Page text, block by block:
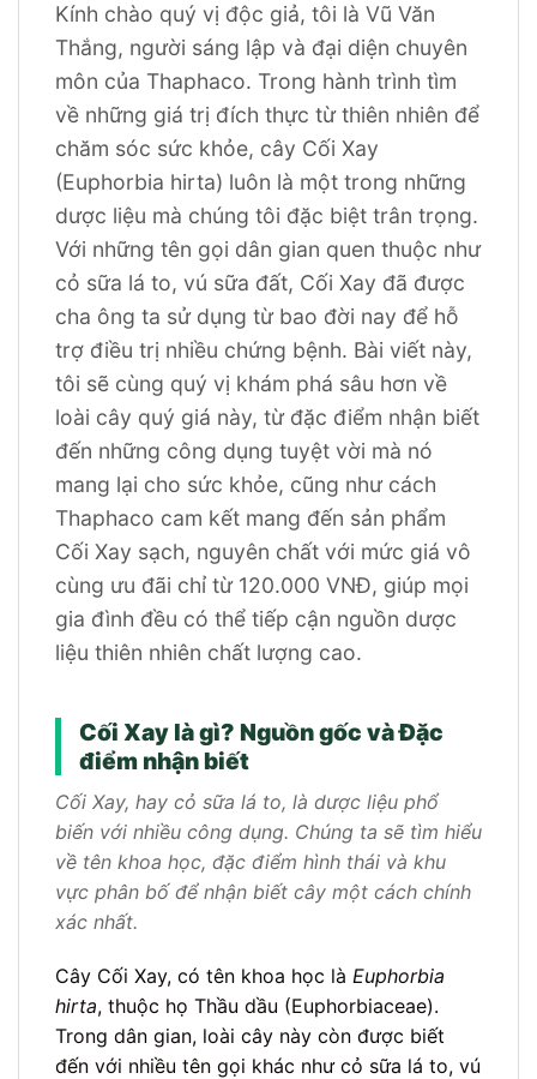
Kính chào quý vị độc giả, tôi là Vũ Văn
Thắng, người sáng lập và đại diện chuyên
môn của Thaphaco. Trong hành trình tìm
về những giá trị đích thực từ thiên nhiên để
chăm sóc sức khỏe, cây Cối Xay
(Euphorbia hirta) luôn là một trong những
dược liệu mà chúng tôi đặc biệt trân trọng.
Với những tên gọi dân gian quen thuộc như
cỏ sữa lá to, vú sữa đất, Cối Xay đã được
cha ông ta sử dụng từ bao đời nay để hỗ
trợ điều trị nhiều chứng bệnh. Bài viết này,
tôi sẽ cùng quý vị khám phá sâu hơn về
loài cây quý giá này, từ đặc điểm nhận biết
đến những công dụng tuyệt vời mà nó
mang lại cho sức khỏe, cũng như cách
Thaphaco cam kết mang đến sản phẩm
Cối Xay sạch, nguyên chất với mức giá vô
cùng ưu đãi chỉ từ 120.000 VNĐ, giúp mọi
gia đình đều có thể tiếp cận nguồn dược
liệu thiên nhiên chất lượng cao.
Cối Xay là gì? Nguồn gốc và Đặc
điểm nhận biết
Cối Xay, hay cỏ sữa lá to, là dược liệu phổ
biến với nhiều công dụng. Chúng ta sẽ tìm hiểu
về tên khoa học, đặc điểm hình thái và khu
vực phân bố để nhận biết cây một cách chính
xác nhất.
Cây Cối Xay, có tên khoa học là Euphorbia
hirta, thuộc họ Thầu dầu (Euphorbiaceae).
Trong dân gian, loài cây này còn được biết
đến với nhiều tên gọi khác như cỏ sữa lá to, vú